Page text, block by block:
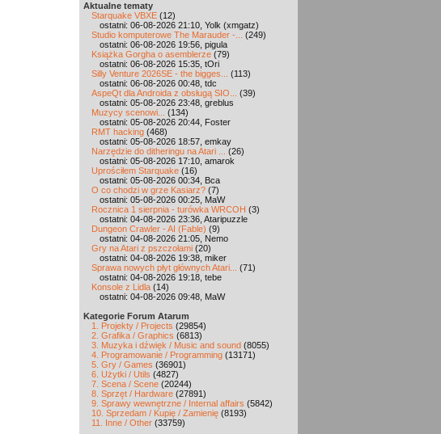
Aktualne tematy
Starquake VBXE (12)
ostatni: 06-08-2026 21:10, Yolk (xmgatz)
Studio komputerowe The Marauder -...
(249)
ostatni: 06-08-2026 19:56, pigula
Książka Gorgha o asemblerze (79)
ostatni: 06-08-2026 15:35, tOri
Silly Venture 2026SE - the bigges...
(113)
ostatni: 06-08-2026 00:48, tdc
AspeQt dla Androida z obsługą SIO...
(39)
ostatni: 05-08-2026 23:48, greblus
Muzycy scenowi...
(134)
ostatni: 05-08-2026 20:44, Foster
RMT hacking (468)
ostatni: 05-08-2026 18:57, emkay
Narzędzie do ditheringu na Atari ...
(26)
ostatni: 05-08-2026 17:10, amarok
Uprościłem Starquake (16)
ostatni: 05-08-2026 00:34, Bca
O co chodzi w grze Kasiarz? (7)
ostatni: 05-08-2026 00:25, MaW
Rocznica 1 sierpnia - turówka WRCOH (3)
ostatni: 04-08-2026 23:36, Ataripuzzle
Dungeon Crawler - AI (Fable) (9)
ostatni: 04-08-2026 21:05, Nemo
Gry na Atari z pszczołami (20)
ostatni: 04-08-2026 19:38, miker
Sprawa nowych płyt głównych Atari...
(71)
ostatni: 04-08-2026 19:18, tebe
Konsole z Lidla (14)
ostatni: 04-08-2026 09:48, MaW
Kategorie Forum Atarum
1. Projekty / Projects (29854)
2. Grafika / Graphics (6813)
3. Muzyka i dźwięk / Music and sound (8055)
4. Programowanie / Programming (13171)
5. Gry / Games (36901)
6. Użytki / Utils (4827)
7. Scena / Scene (20244)
8. Sprzęt / Hardware (27891)
9. Sprawy wewnętrzne / Internal affairs (5842)
10. Sprzedam / Kupię / Zamienię (8193)
11. Inne / Other (33759)